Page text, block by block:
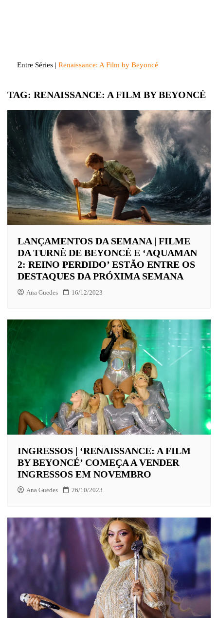
Entre Séries | Renaissance: A Film by Beyoncé
TAG: RENAISSANCE: A FILM BY BEYONCÉ
LANÇAMENTOS DA SEMANA | FILME
DA TURNÊ DE BEYONCÉ E ‘AQUAMAN
2: REINO PERDIDO’ ESTÃO ENTRE OS
DESTAQUES DA PRÓXIMA SEMANA
Ana Guedes 16/12/2023
INGRESSOS | ‘RENAISSANCE: A FILM
BY BEYONCÉ’ COMEÇA A VENDER
INGRESSOS EM NOVEMBRO
Ana Guedes 26/10/2023